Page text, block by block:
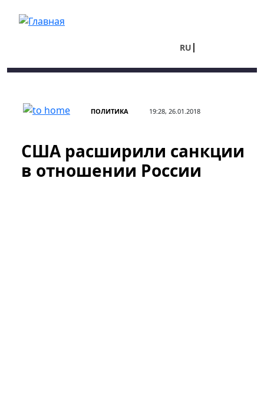
RU
ПОЛИТИКА 19:28, 26.01.2018
США расширили санкции
в отношении России